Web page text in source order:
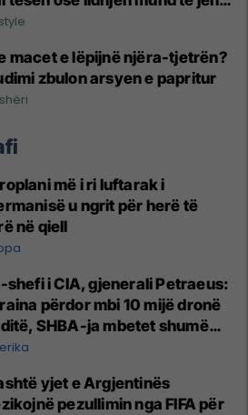
macet e lëpijnë njëra-tjetrën?
zbulon arsyen e papritur
më i ri luftarak i
u ngrit për herë të
në qiell
shefi i CIA, gjenerali Petraeus:
përdor mbi 10 mijë dronë
SHBA-ja mbetet shumë
në prodhim
yjet e Argjentinës
pezullimin nga FIFA për